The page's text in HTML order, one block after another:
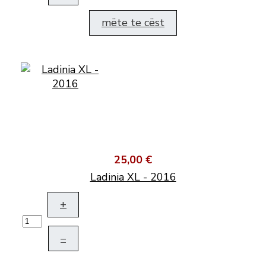
mëte te cëst
25,00 €
Ladinia XL - 2016
+
–